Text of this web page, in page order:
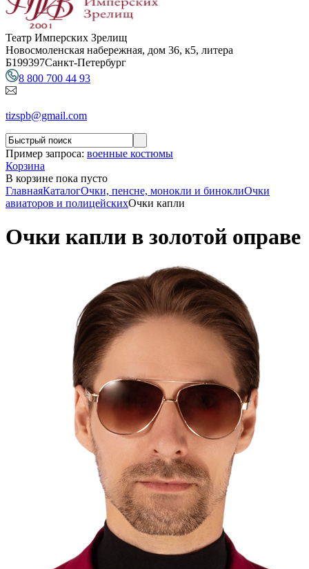
Театр Имперских Зрелищ
Новосмоленская набережная, дом 36, к5, литера
Б199397Санкт-Петербург
8 800 700 44 93
tizspb@gmail.com
Пример запроса: военные костюмы
Корзина
В корзине пока пусто
ГлавнаяКаталогОчки, пенсне, монокли и биноклиОчки
авиаторов и полицейскихОчки капли
Очки капли в золотой оправе